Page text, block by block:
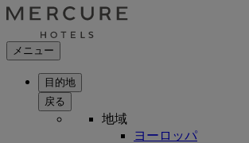
メニュー
目的地
戻る
地域
ヨーロッパ